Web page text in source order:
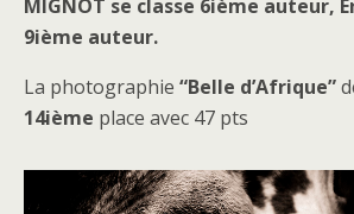
MIGNOT se classe 6ième auteur,
9ième auteur.
La photographie “Belle d’Afrique”
14ième place avec 47 pts